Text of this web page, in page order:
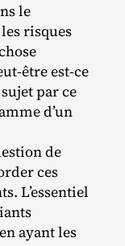
le
risques
est‐​ce
par ce
d’un
de
ces
L’essentiel
ayant les